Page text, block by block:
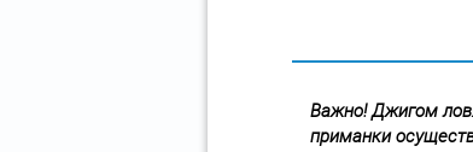
Важно!Джигом
приманки